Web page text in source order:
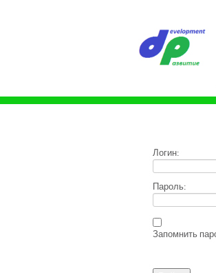
Логин:
Пароль:
Запомнить